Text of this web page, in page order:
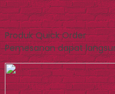
Produk Quick Order
Pemesanan dapat